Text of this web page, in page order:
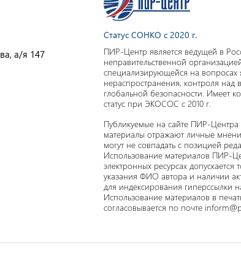
а/я 147
Статус СОНКО с 2020 г.
ПИР-Центр является ведущей в
неправительственной
специализирующейся на вопросах
нераспространения, контроля
глобальной безопасности. Имеет
статус при ЭКОСОС с 2010 г.
Публикуемые на сайте ПИР-Центра
материалы отражают личные
могут не совпадать с позицией
Использование материалов ПИР-
электронных ресурсах допускается
указания ФИО автора и наличии
для индексирования гиперссылки
Использование материалов в
согласовывается по почте